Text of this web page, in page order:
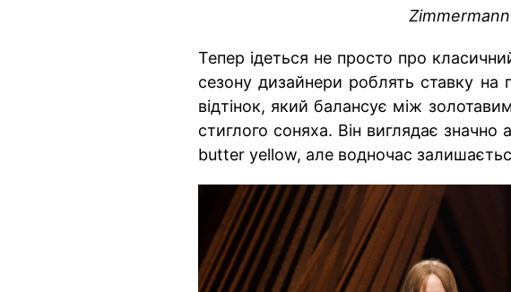
Zimmermann
Тепер ідеться не просто про
сезону дизайнери роблять ставку на
відтінок, який балансує між
стиглого соняха. Він виглядає значно
butter yellow, але водночас